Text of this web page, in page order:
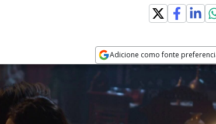
Adicione como fonte
Opens in new window